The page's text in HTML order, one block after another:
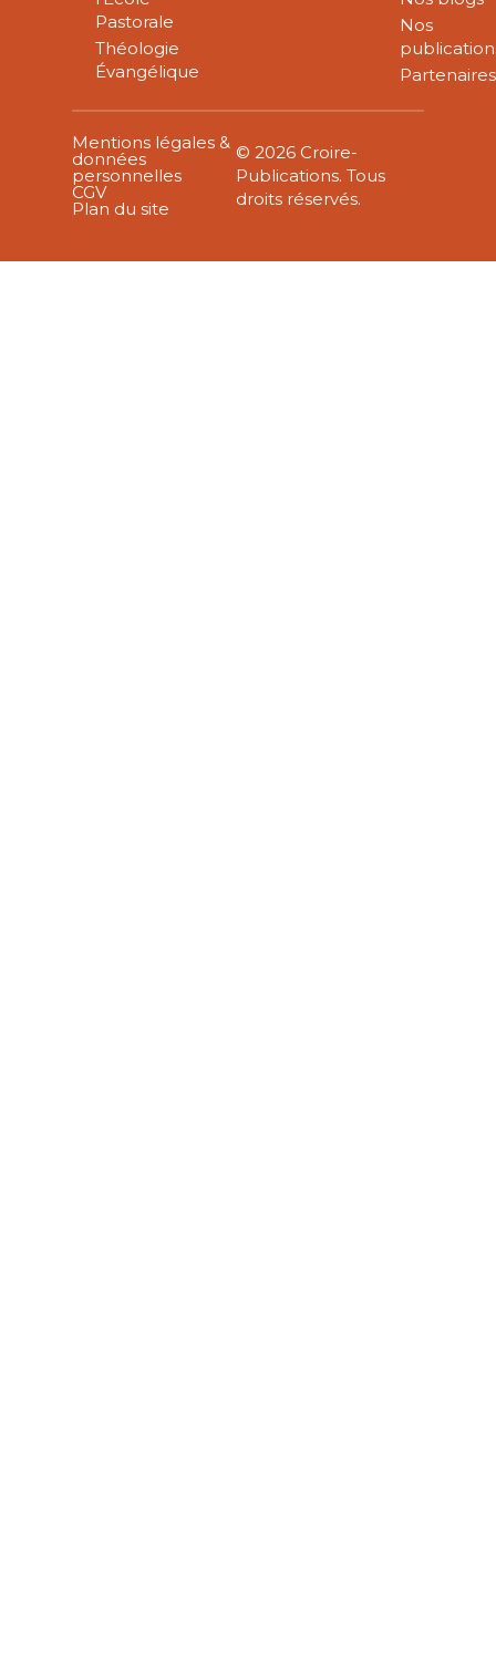
Pastorale
Théologie
Évangélique
Nos
Partenaires
Mentions légales &
données
personnelles
CGV
Plan du site
© 2026 Croire-
Publications. Tous
droits réservés.